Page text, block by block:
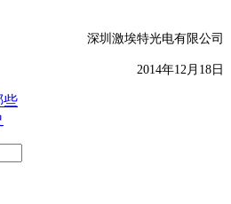
深圳激埃特光电有限公司
2014年12月18日
些